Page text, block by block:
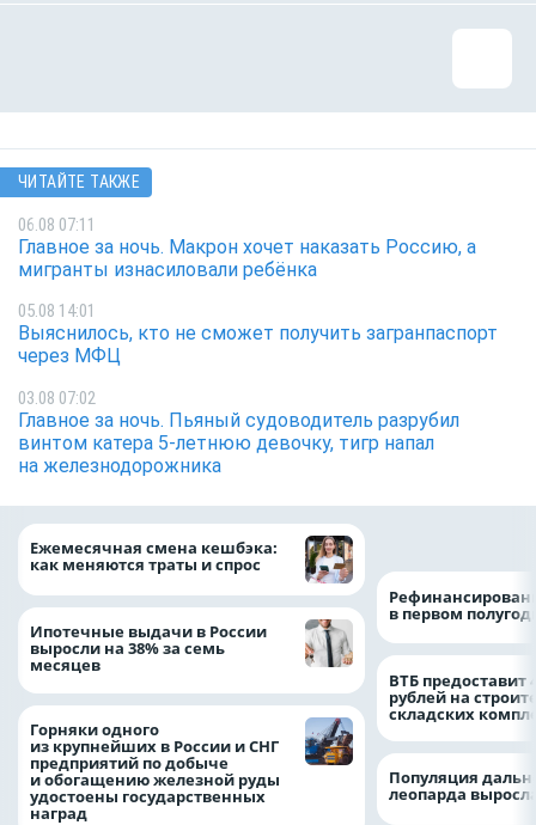
ЧИТАЙТЕ ТАКЖЕ
06.08 07:11
Главное за ночь. Макрон хочет наказать Россию, а
мигранты изнасиловали ребёнка
05.08 14:01
Выяснилось, кто не сможет получить загранпаспорт
через МФЦ
03.08 07:02
Главное за ночь. Пьяный судоводитель разрубил
винтом катера 5-летнюю девочку, тигр напал
на железнодорожника
Ежемесячная смена кешбэка:
как меняются траты и спрос
Ипотечные выдачи в России
выросли на 38% за семь
месяцев
Горняки одного
из крупнейших в России и СНГ
предприятий по добыче
и обогащению железной руды
удостоены государственных
наград
в первом
ВТБ предоставит
рублей на
складских
Популяция
леопарда